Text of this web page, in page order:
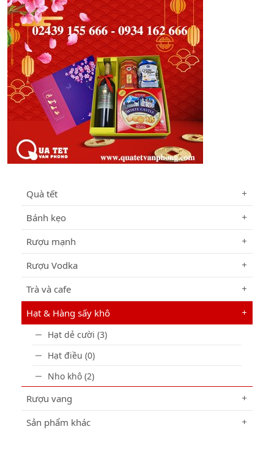
Quà tết
Bánh kẹo
Rượu mạnh
Rượu Vodka
Trà và cafe
Hạt & Hàng sấy khô
Hạt dẻ cười (3)
Hạt điều (0)
Nho khô (2)
Rượu vang
Sản phẩm khác